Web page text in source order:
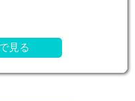
す。
テ情報共有サービスな
見る